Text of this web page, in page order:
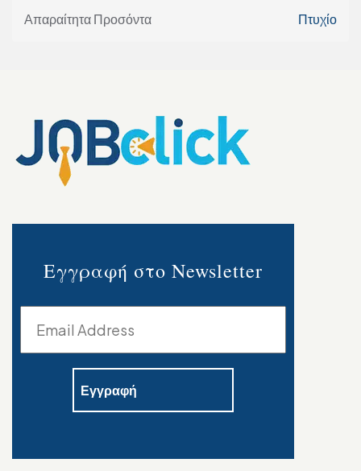
Απαραίτητα Προσόντα Πτυχίο
Εγγραφή στο Newsletter